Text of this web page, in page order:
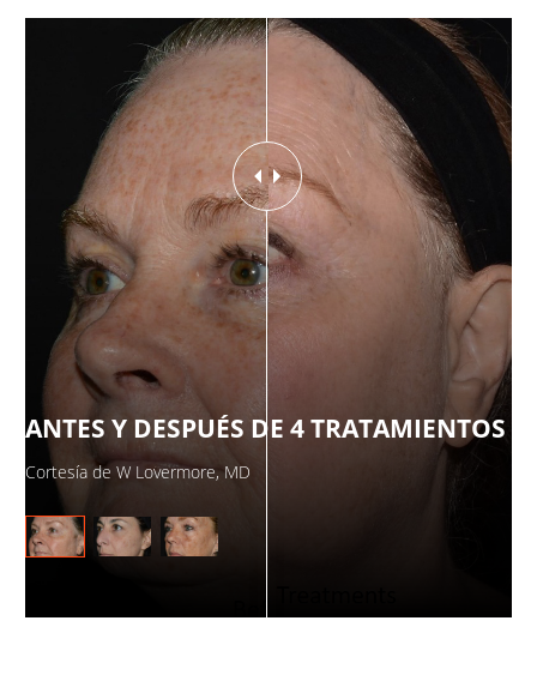
ANTES Y DESPUÉS DE 4 TRATAMIENTOS
Cortesía de W Lovermore, MD